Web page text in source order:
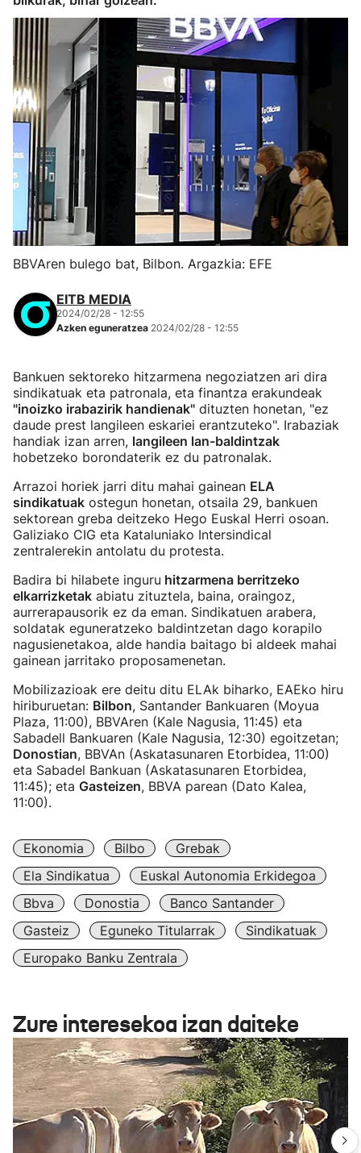
BBVAren bulego bat, Bilbon. Argazkia: EFE
EITB MEDIA
2024/02/28 - 12:55
Azken eguneratzea 2024/02/28 - 12:55
Bankuen sektoreko hitzarmena negoziatzen ari dira
sindikatuak eta patronala, eta finantza erakundeak
"inoizko irabazirik handienak" dituzten honetan, "ez
daude prest langileen eskariei erantzuteko". Irabaziak
handiak izan arren, langileen lan-baldintzak
hobetzeko borondaterik ez du patronalak.
Arrazoi horiek jarri ditu mahai gainean ELA
sindikatuak ostegun honetan, otsaila 29, bankuen
sektorean greba deitzeko Hego Euskal Herri osoan.
Galiziako CIG eta Kataluniako Intersindical
zentralerekin antolatu du protesta.
Badira bi hilabete inguru hitzarmena berritzeko
elkarrizketak abiatu zituztela, baina, oraingoz,
aurrerapausorik ez da eman. Sindikatuen arabera,
soldatak eguneratzeko baldintzetan dago korapilo
nagusienetakoa, alde handia baitago bi aldeek mahai
gainean jarritako proposamenetan.
Mobilizazioak ere deitu ditu ELAk biharko, EAEko hiru
hiriburuetan: Bilbon, Santander Bankuaren (Moyua
Plaza, 11:00), BBVAren (Kale Nagusia, 11:45) eta
Sabadell Bankuaren (Kale Nagusia, 12:30) egoitzetan;
Donostian, BBVAn (Askatasunaren Etorbidea, 11:00)
eta Sabadel Bankuan (Askatasunaren Etorbidea,
11:45); eta Gasteizen, BBVA parean (Dato Kalea,
11:00).
Ekonomia Bilbo
Grebak
Ela Sindikatua
Euskal Autonomia Erkidegoa
Bbva
Donostia
Banco Santander
Gasteiz
Eguneko Titularrak
Sindikatuak
Europako Banku Zentrala
Zure interesekoa izan daiteke